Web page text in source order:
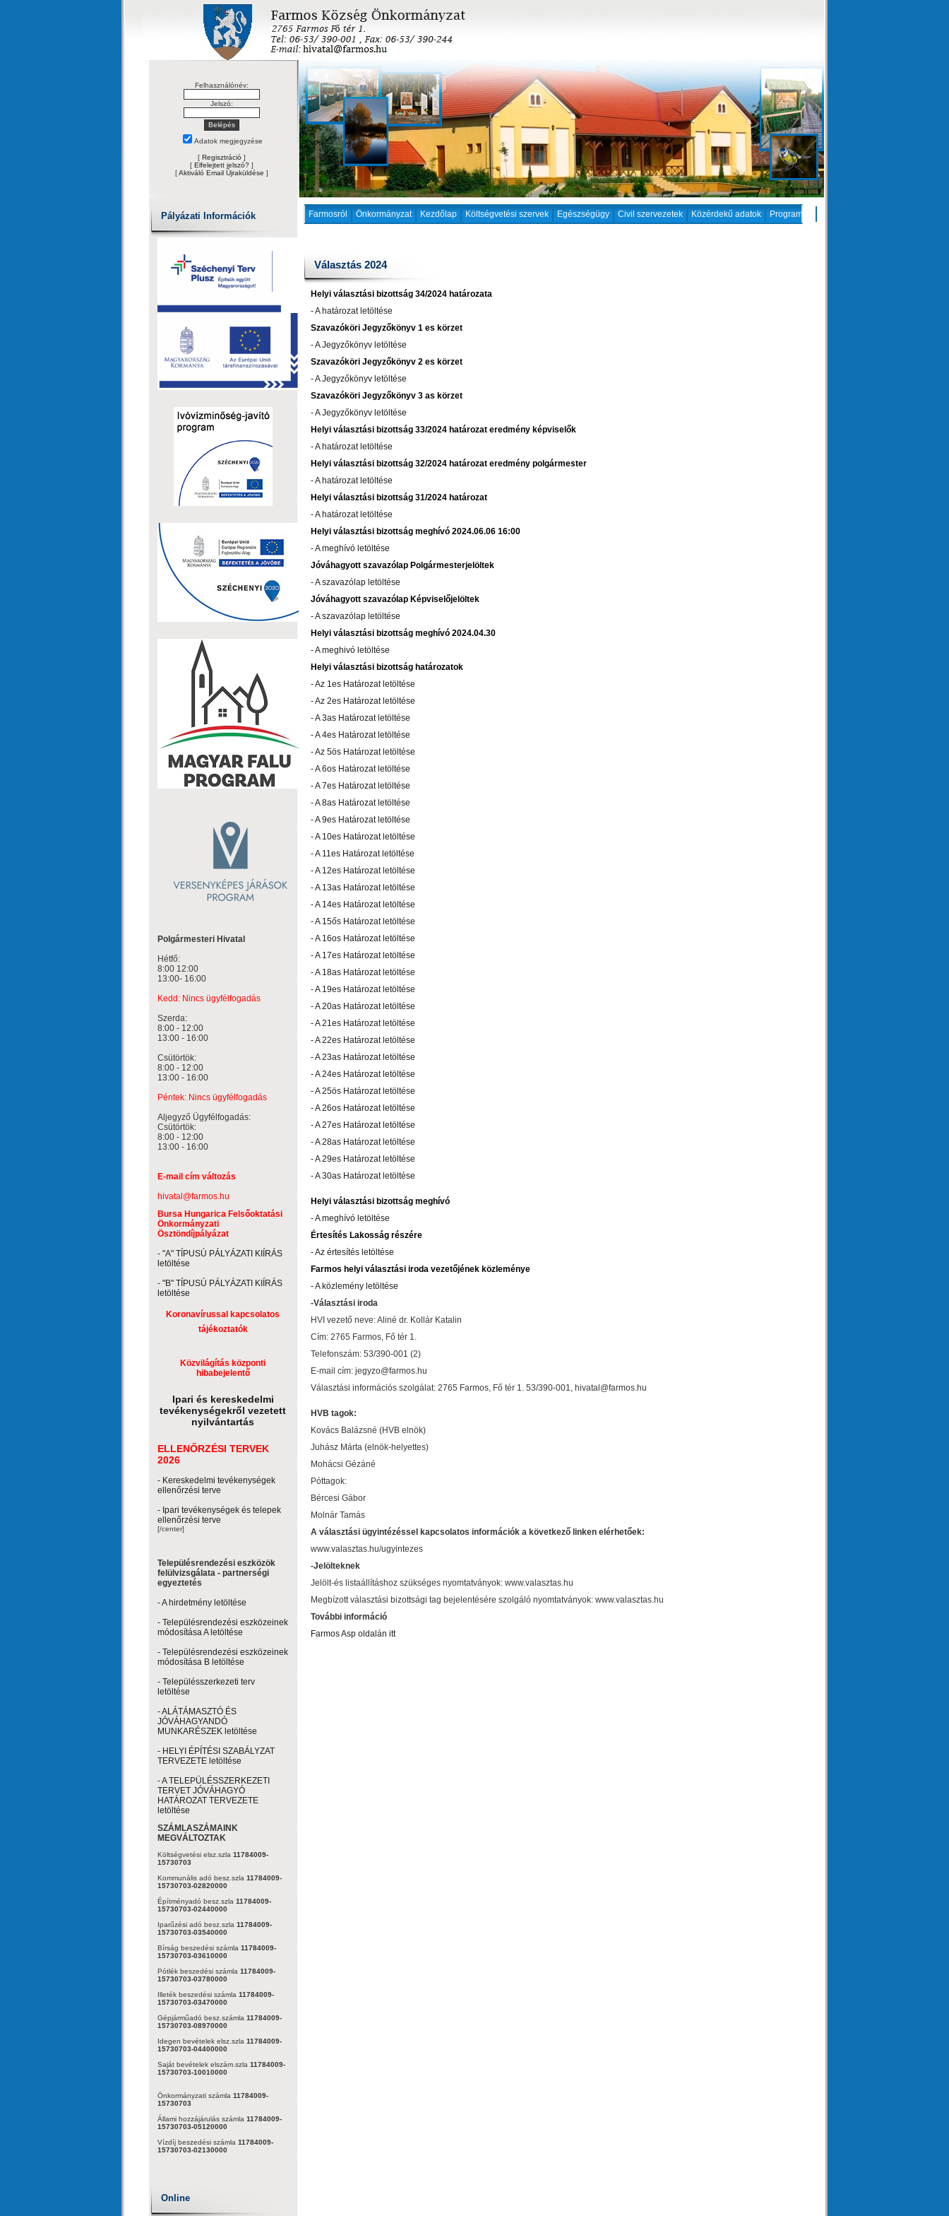
Felhasználónév:
Jelszó:
Adatok megjegyzése
[ Regisztráció ]
[ Elfelejtett jelszó? ]
[Aktiváló Email Újraküldése ]
Pályázati Információk
Polgármesteri Hivatal
Hétfő:
8:00 12:00
13:00- 16:00
Kedd: Nincs ügyfélfogadás
Szerda:
8:00 - 12:00
13:00 - 16:00
Csütörtök:
8:00 - 12:00
13:00 - 16:00
Péntek: Nincs ügyfélfogadás
Aljegyző Ügyfélfogadás:
Csütörtök:
8:00 - 12:00
13:00 - 16:00
E-mail cím változás
hivatal@farmos.hu
Bursa Hungarica Felsőoktatási
Önkormányzati
Ösztöndíjpályázat
- "A" TÍPUSÚ PÁLYÁZATI KIÍRÁS
letöltése
- "B" TÍPUSÚ PÁLYÁZATI KIÍRÁS
letöltése
Koronavírussal kapcsolatos
tájékoztatók
Közvilágítás központi
hibabejelentő
Ipari és kereskedelmi
tevékenységekről vezetett
nyilvántartás
ELLENŐRZÉSI TERVEK
2026
- Kereskedelmi tevékenységek
ellenőrzési terve
- Ipari tevékenységek és telepek
ellenőrzési terve
[/center]
Településrendezési eszközök
felülvizsgálata - partnerségi
egyeztetés
- A hirdetmény letöltése
- Településrendezési eszközeinek
módosítása A letöltése
- Településrendezési eszközeinek
módosítása B letöltése
- Településszerkezeti terv
letöltése
- ALÁTÁMASZTÓ ÉS
JÓVÁHAGYANDÓ
MUNKARÉSZEK letöltése
- HELYI ÉPÍTÉSI SZABÁLYZAT
TERVEZETE letöltése
- A TELEPÜLÉSSZERKEZETI
TERVET JÓVÁHAGYÓ
HATÁROZAT TERVEZETE
letöltése
SZÁMLASZÁMAINK
MEGVÁLTOZTAK
Költségvetési elsz.szla 11784009-
15730703
Kommunális adó besz.szla 11784009-
15730703-02820000
Építményadó besz.szla 11784009-
15730703-02440000
Iparűzési adó besz.szla 11784009-
15730703-03540000
Bírság beszedési számla 11784009-
15730703-03610000
Pótlék beszedési számla 11784009-
15730703-03780000
Illeték beszedési számla 11784009-
15730703-03470000
Gépjárműadó besz.számla 11784009-
15730703-08970000
Idegen bevételek elsz.szla 11784009-
15730703-04400000
Saját bevételek elszám.szla 11784009-
15730703-10010000
Önkormányzati számla 11784009-
15730703
Állami hozzájárulás számla 11784009-
15730703-05120000
Vízdíj beszedési számla 11784009-
15730703-02130000
Online
Farmosról Önkormányzat Kezdőlap Költségvetési szervek Egészségügy Civil szervezetek Közérdekű adatok Programok
Választás 2024
Helyi választási bizottság 34/2024 határozata
- A határozat letöltése
Szavazóköri Jegyzőkönyv 1 es körzet
- A Jegyzőkönyv letöltése
Szavazóköri Jegyzőkönyv 2 es körzet
- A Jegyzőkönyv letöltése
Szavazóköri Jegyzőkönyv 3 as körzet
- A Jegyzőkönyv letöltése
Helyi választási bizottság 33/2024 határozat eredmény képviselők
- A határozat letöltése
Helyi választási bizottság 32/2024 határozat eredmény polgármester
- A határozat letöltése
Helyi választási bizottság 31/2024 határozat
- A határozat letöltése
Helyi választási bizottság meghívó 2024.06.06 16:00
- A meghívó letöltése
Jóváhagyott szavazólap Polgármesterjelöltek
- A szavazólap letöltése
Jóváhagyott szavazólap Képviselőjelöltek
- A szavazólap letöltése
Helyi választási bizottság meghívó 2024.04.30
- A meghivó letöltése
Helyi választási bizottság határozatok
- Az 1es Határozat letöltése
- Az 2es Határozat letöltése
- A 3as Határozat letöltése
- A 4es Határozat letöltése
- Az 5ös Határozat letöltése
- A 6os Határozat letöltése
- A 7es Határozat letöltése
- A 8as Határozat letöltése
- A 9es Határozat letöltése
- A 10es Határozat letöltése
- A 11es Határozat letöltése
- A 12es Határozat letöltése
- A 13as Határozat letöltése
- A 14es Határozat letöltése
- A 15ős Határozat letöltése
- A 16os Határozat letöltése
- A 17es Határozat letöltése
- A 18as Határozat letöltése
- A 19es Határozat letöltése
- A 20as Határozat letöltése
- A 21es Határozat letöltése
- A 22es Határozat letöltése
- A 23as Határozat letöltése
- A 24es Határozat letöltése
- A 25ös Határozat letöltése
- A 26os Határozat letöltése
- A 27es Határozat letöltése
- A 28as Határozat letöltése
- A 29es Határozat letöltése
- A 30as Határozat letöltése
Helyi választási bizottság meghívó
- A meghívó letöltése
Értesítés Lakosság részére
- Az értesítés letöltése
Farmos helyi választási iroda vezetőjének közleménye
- A közlemény letöltése
-Választási iroda
HVI vezető neve: Aliné dr. Kollár Katalin
Cím: 2765 Farmos, Fő tér 1.
Telefonszám: 53/390-001 (2)
E-mail cím: jegyzo@farmos.hu
Választási információs szolgálat: 2765 Farmos, Fő tér 1. 53/390-001, hivatal@farmos.hu
HVB tagok:
Kovács Balázsné (HVB elnök)
Juhász Márta (elnök-helyettes)
Mohácsi Gézáné
Póttagok:
Bércesi Gábor
Molnár Tamás
A választási ügyintézéssel kapcsolatos információk a következő linken elérhetőek:
www.valasztas.hu/ugyintezes
-Jelölteknek
Jelölt-és listaállításhoz szükséges nyomtatványok: www.valasztas.hu
Megbízott választási bizottsági tag bejelentésére szolgáló nyomtatványok: www.valasztas.hu
További információ
Farmos Asp oldalán itt